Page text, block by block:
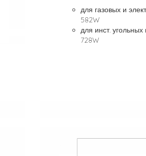
для газовых и
582W
для инст.
728W